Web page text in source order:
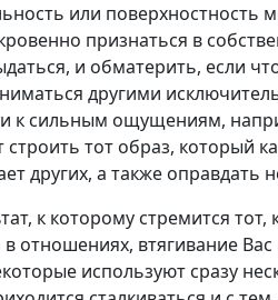
или поверхностность
признаться в
и обматерить, если
другими
к сильным ощущениям,
строить тот образ, который
других, а также оправдать
к которому стремится
отношениях, втягивание
используют сразу